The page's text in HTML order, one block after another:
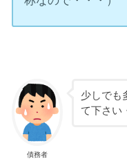
債務者
少しでも
て下さい